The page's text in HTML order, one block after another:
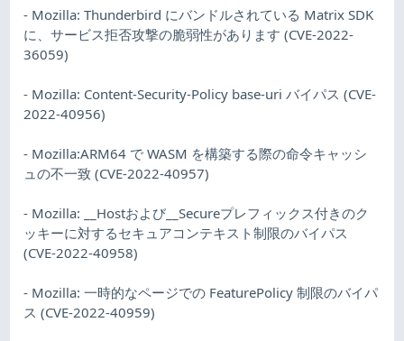
- Mozilla: Thunderbird にバンドルされている Matrix SDK
に、サービス拒否攻撃の脆弱性があります (CVE-2022-
36059)
- Mozilla: Content-Security-Policy base-uri バイパス (CVE-
2022-40956)
- Mozilla:ARM64 で WASM を構築する際の命令キャッシ
ュの不一致 (CVE-2022-40957)
- Mozilla: __Hostおよび__Secureプレフィックス付きのク
ッキーに対するセキュアコンテキスト制限のバイパス
(CVE-2022-40958)
- Mozilla: 一時的なページでの FeaturePolicy 制限のバイパ
ス (CVE-2022-40959)